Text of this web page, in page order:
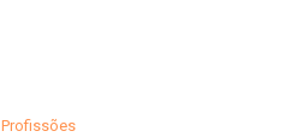
Profissões